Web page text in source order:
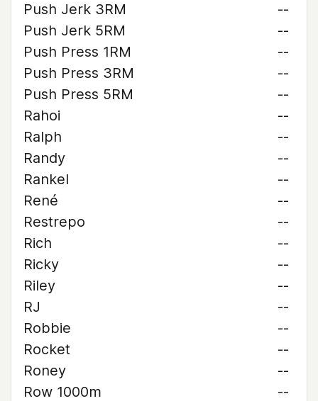
Push Jerk 3RM
--
Push Jerk 5RM
--
Push Press 1RM
--
Push Press 3RM
--
Push Press 5RM
--
Rahoi
--
Ralph
--
Randy
--
Rankel
--
René
--
Restrepo
--
Rich
--
Ricky
--
Riley
--
RJ
--
Robbie
--
Rocket
--
Roney
--
Row 1000m
--